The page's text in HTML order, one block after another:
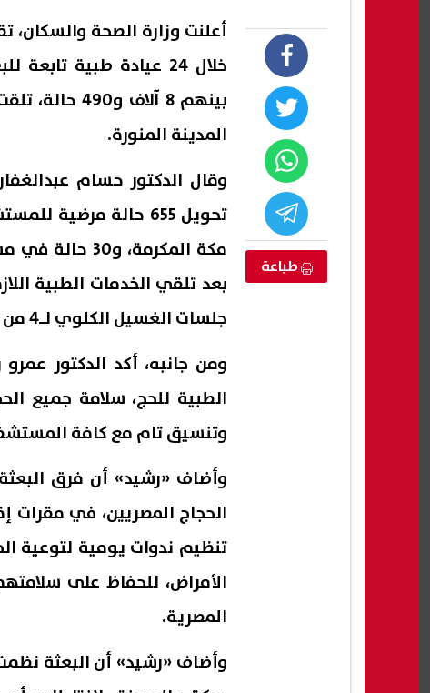
طباعة
خلال 24 عيادة طبية
المدينة المنورة.
وقال الدكتور حسام
مكة المكرمة،
جلسات الغسيل الكلوي لـ4 من الحجاج المصريين.
ومن جانبه، أكد الدكتور
الطبية للحج، سلامة جميع
وتنسيق تام مع كافة
وأضاف «رشيد» أن فرق
الحجاج المصريين، في مقرات
تنظيم ندوات يومية لتوعية
الأمراض، للحفاظ على
المصرية.
تفاعل واسع مع استغاثة أب يبحث عن
أسرة لرعاية ابنته ومساعدتها على
استكمال تعليمها
إعلام
تهديدًا
وتبحث
07 أغسطس, 2026 02:47 ص